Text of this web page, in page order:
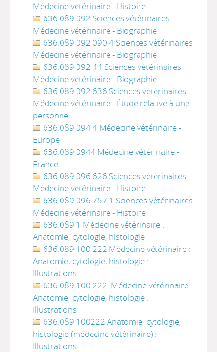
Médecine vétérinaire - Histoire
636.089 092 Sciences vétérinaires
Médecine vétérinaire - Biographie
636.089 092 090 4 Sciences vétérinaires
Médecine vétérinaire - Biographie
636.089 092 44 Sciences vétérinaires
Médecine vétérinaire - Biographie
636.089 092 636 Sciences vétérinaires
Médecine vétérinaire - Étude relative à une
personne
636.089 094 4 Médecine vétérinaire -
Europe
636.089 0944 Médecine vétérinaire -
France
636.089 096 626 Sciences vétérinaires
Médecine vétérinaire - Histoire
636.089 096 757 1 Sciences vétérinaires
Médecine vétérinaire - Histoire
636.089 1 Médecine vétérinaire :
Anatomie, cytologie, histologie
636.089 100 222 Médecine vétérinaire :
Anatomie, cytologie, histologie :
Illustrations
636.089 100 222. Médecine vétérinaire :
Anatomie, cytologie, histologie :
Illustrations
636.089 100222 Anatomie, cytologie,
histologie (médecine vétérinaire) :
Illustrations